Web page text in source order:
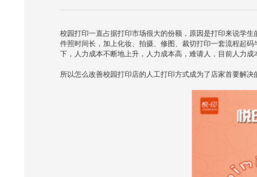
校园打印一直占据打印市场很大的份额，原因是打印来说学
件照时间长，加上化妆、拍摄、修图、裁切打印一套流程起
下，人力成本不断地上升，人力成本高，难请人，目前人力成
所以怎么改善校园打印店的人工打印方式成为了店家首要解决